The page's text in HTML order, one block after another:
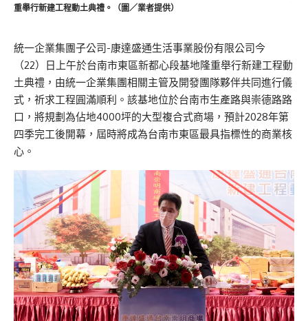
重舉行新建工程動土典禮。（圖／業者提供）
統一企業集團子公司-康達盛通生活事業股份有限公司今
（22）日上午於台南市東區新都心段基地隆重舉行新建工程動
土典禮，由統一企業集團相關主管及開發團隊夥伴共同進行儀
式，祈求工程圓滿順利。該基地位於台南市生產路與崇德路路
口，將規劃為佔地4000坪的大型複合式商場，預計2028年第
四季完工後開幕，屆時將成為台南市東區最具指標性的商業核
心。